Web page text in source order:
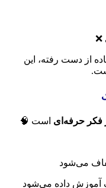
❌
از دست رفته، این
فکر حرفه‌ای است 🧠
می‌شود
آموزش داده می‌شود